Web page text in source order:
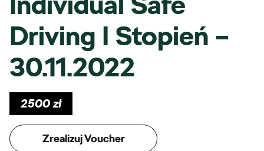
Driving I Stopień –
30.11.2022
2500zł
Zrealizuj Voucher